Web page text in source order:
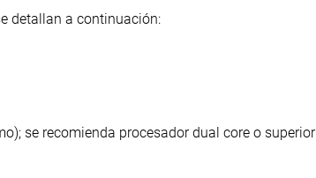
detallan a continuación:
se recomienda procesador dual core o superior